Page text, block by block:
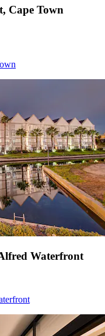
Cape Town
Waterfront